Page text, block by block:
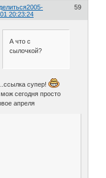
59
2005-
20:23:24
А что с
сылочкой?
супер!
сегодня просто
апреля